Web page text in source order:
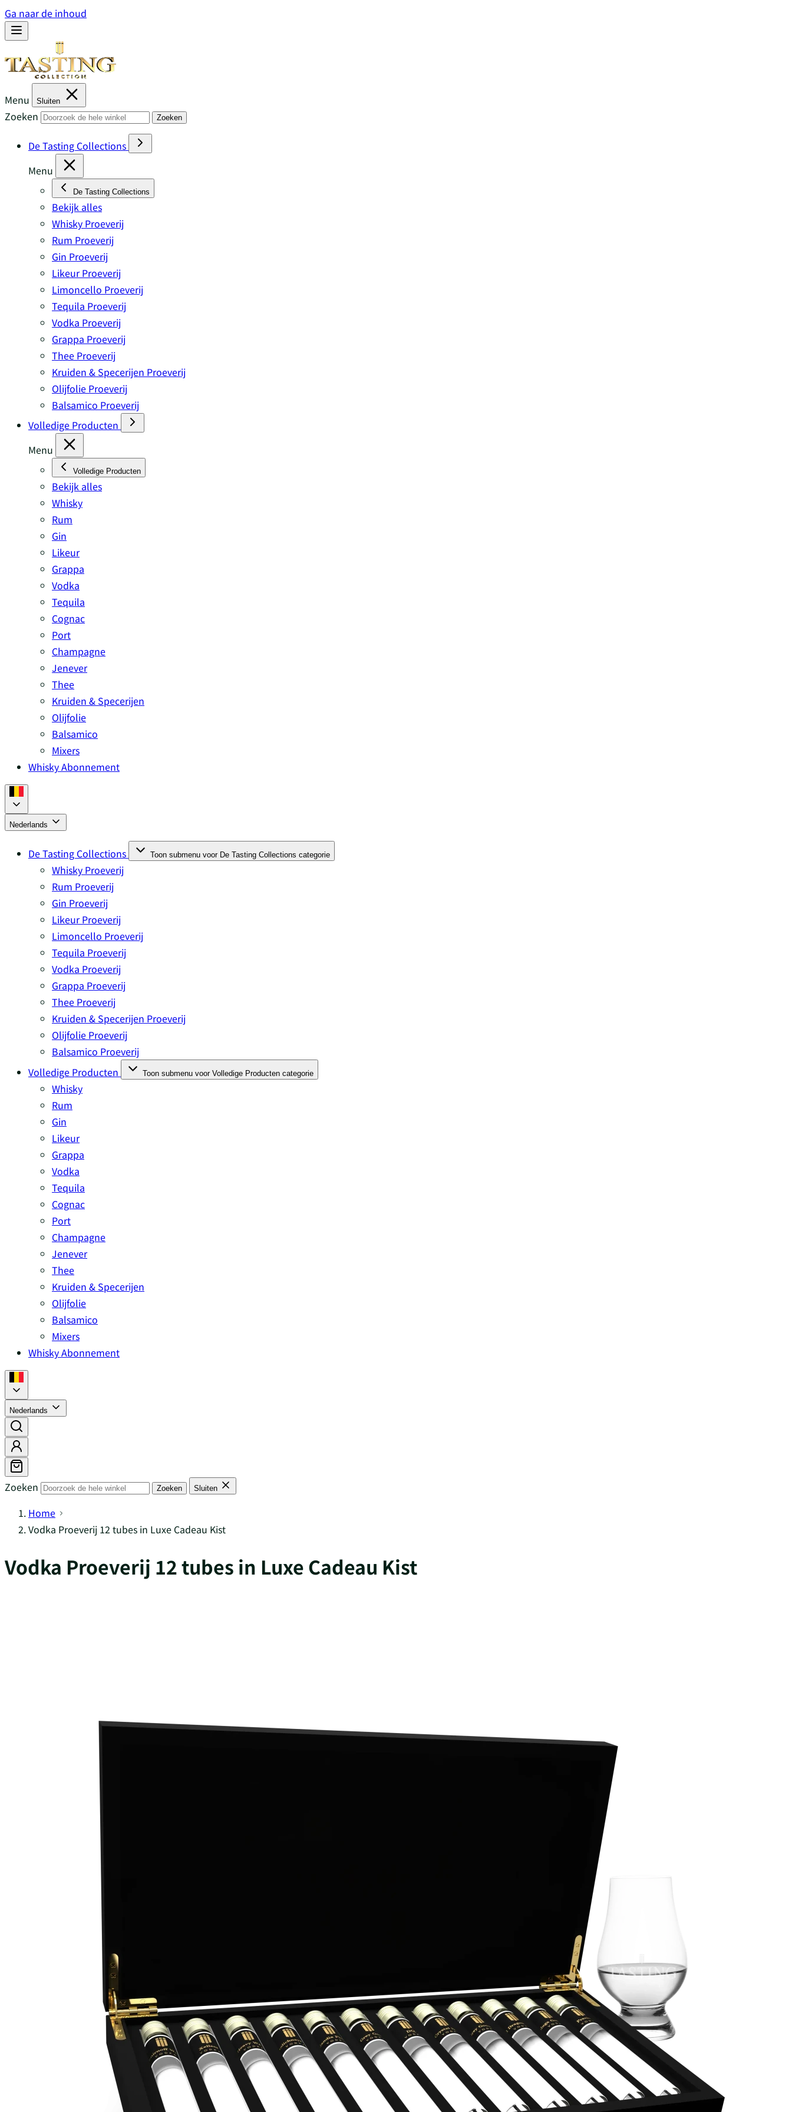
Ga naar de inhoud
Menu Sluiten
Zoeken Zoeken
De Tasting Collections
Menu
De Tasting Collections
Bekijk alles
Whisky Proeverij
Rum Proeverij
Gin Proeverij
Likeur Proeverij
Limoncello Proeverij
Tequila Proeverij
Vodka Proeverij
Grappa Proeverij
Thee Proeverij
Kruiden & Specerijen Proeverij
Olijfolie Proeverij
Balsamico Proeverij
Volledige Producten
Menu
Volledige Producten
Bekijk alles
Whisky
Rum
Gin
Likeur
Grappa
Vodka
Tequila
Cognac
Port
Champagne
Jenever
Thee
Kruiden & Specerijen
Olijfolie
Balsamico
Mixers
Whisky Abonnement
Nederlands
De Tasting Collections Toon submenu voor De Tasting Collections categorie
Whisky Proeverij
Rum Proeverij
Gin Proeverij
Likeur Proeverij
Limoncello Proeverij
Tequila Proeverij
Vodka Proeverij
Grappa Proeverij
Thee Proeverij
Kruiden & Specerijen Proeverij
Olijfolie Proeverij
Balsamico Proeverij
Volledige Producten
Toon submenu voor Volledige Producten categorie
Whisky
Rum
Gin
Likeur
Grappa
Vodka
Tequila
Cognac
Port
Champagne
Jenever
Thee
Kruiden & Specerijen
Olijfolie
Balsamico
Mixers
Whisky Abonnement
Nederlands
Zoeken Zoeken Sluiten
Home
Vodka Proeverij 12 tubes in Luxe Cadeau Kist
Vodka Proeverij 12 tubes in Luxe Cadeau Kist